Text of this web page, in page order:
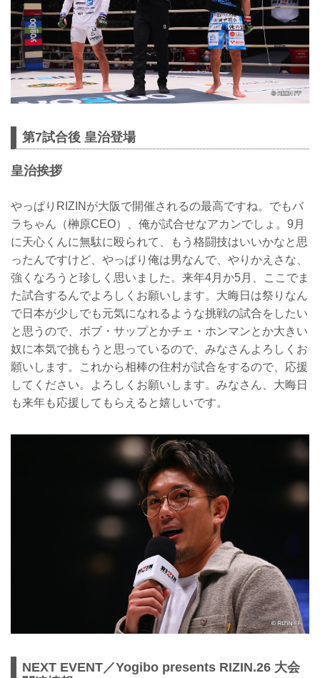
第7試合後 皇治登場
皇治挨拶
やっぱりRIZINが大阪で開催されるの最高ですね。でもバ
ラちゃん（榊原CEO）、俺が試合せなアカンでしょ。9月
に天心くんに無駄に殴られて、もう格闘技はいいかなと思
ったんですけど、やっぱり俺は男なんで、やりかえさな、
強くなろうと珍しく思いました。来年4月か5月、ここでま
た試合するんでよろしくお願いします。大晦日は祭りなん
で日本が少しでも元気になれるような挑戦の試合をしたい
と思うので、ボブ・サップとかチェ・ホンマンとか大きい
奴に本気で挑もうと思っているので、みなさんよろしくお
願いします。これから相棒の住村が試合をするので、応援
してください。よろしくお願いします。みなさん、大晦日
も来年も応援してもらえると嬉しいです。
NEXT EVENT／Yogibo presents RIZIN.26 大会